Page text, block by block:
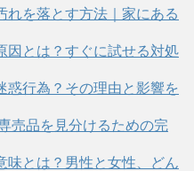
れを落とす方法｜家にある
因とは？すぐに試せる対処
惑行為？その理由と影響を
売品を見分けるための完
味とは？男性と女性、どん